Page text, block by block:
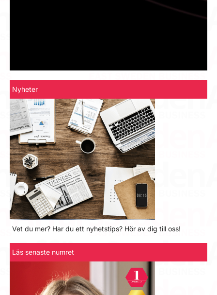
Nyheter
Vet du mer? Har du ett nyhetstips? Hör av dig till oss!
Läs senaste numret